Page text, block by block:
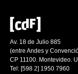
Av. 18 de Julio 885
(entre Andes y
CP 11100. Montevideo.
Tel: [598 2] 1950 7960